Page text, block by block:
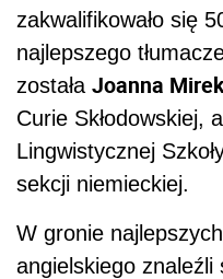
zakwalifikowało się
najlepszego
została Joanna Mirek
Curie Skłodowskiej, a
Lingwistycznej
sekcji niemieckiej.
W gronie
angielskiego